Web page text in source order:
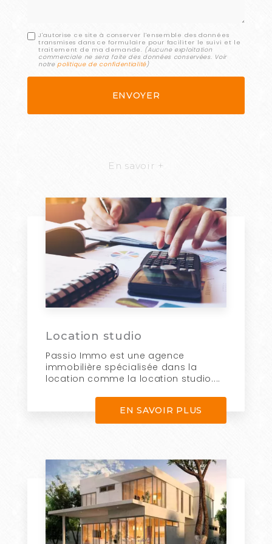
J'autorise ce site à conserver l'ensemble des données
transmises dans ce formulaire pour faciliter le suivi et le
traitement de ma demande. (Aucune exploitation
commerciale ne sera faite des données conservées. Voir
notrepolitique de confidentialité)
En savoir +
Location studio
Passio Immo est une agence
immobilière spécialisée dans la
location comme la location studio....
EN SAVOIR PLUS